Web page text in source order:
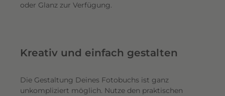
oder Glanz zur Verfügung.
Kreativ und einfach gestalten
Die Gestaltung Deines Fotobuchs ist ganz
unkompliziert möglich. Nutze den praktischen